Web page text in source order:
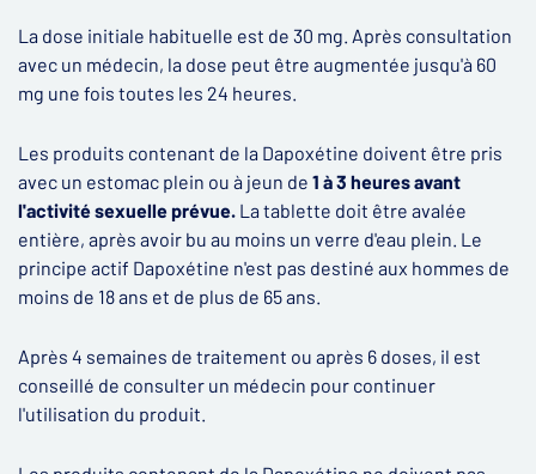
La dose initiale habituelle est de 30 mg. Après consultation
avec un médecin, la dose peut être augmentée jusqu'à 60
mg une fois toutes les 24 heures.
Les produits contenant de la Dapoxétine doivent être pris
avec un estomac plein ou à jeun de 1 à 3 heures avant
l'activité sexuelle prévue. La tablette doit être avalée
entière, après avoir bu au moins un verre d'eau plein. Le
principe actif Dapoxétine n'est pas destiné aux hommes de
moins de 18 ans et de plus de 65 ans.
Après 4 semaines de traitement ou après 6 doses, il est
conseillé de consulter un médecin pour continuer
l'utilisation du produit.